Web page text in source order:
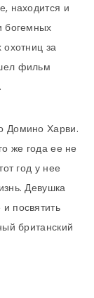
находится и
богемных
за
фильм
Домино Харви.
же года ее не
год у нее
Девушка
посвятить
британский